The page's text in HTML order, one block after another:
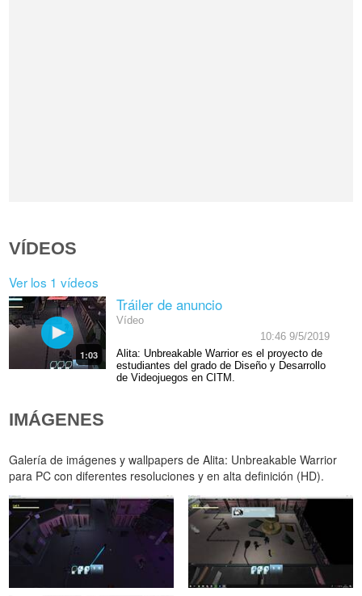
VÍDEOS
Ver los 1 vídeos
1:03
Tráiler de anuncio
Vídeo
10:46 9/5/2019
Alita: Unbreakable Warrior es el proyecto de
estudiantes del grado de Diseño y Desarrollo
de Videojuegos en CITM.
IMÁGENES
Galería de imágenes y wallpapers de Alita: Unbreakable Warrior
para PC con diferentes resoluciones y en alta definición (HD).